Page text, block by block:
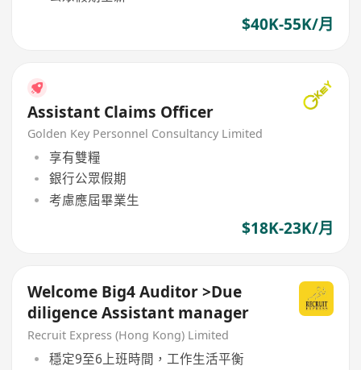
$40K-55K/月
Assistant Claims Officer
Golden Key Personnel Consultancy Limited
享有雙糧
銀行公眾假期
考慮應屆畢業生
$18K-23K/月
Welcome Big4 Auditor >Due
diligence Assistant manager
Recruit Express (Hong Kong) Limited
穩定9至6上班時間，工作生活平衡